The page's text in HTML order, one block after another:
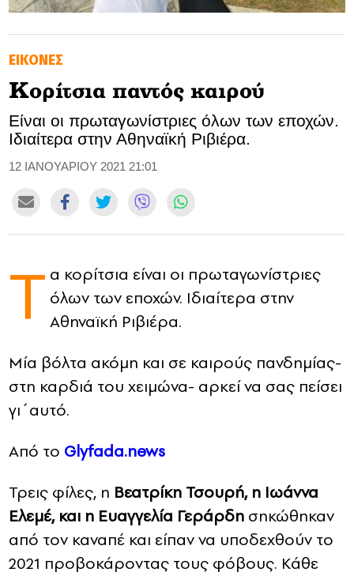
SOOZIE’S FRIENDS
CULTURE
TASTELAND
TECH
HEALTH
DRIVE
SPORTS
CONTACT
ADVERTISE
EΙΚΟΝΕΣ
Koρίτσια παντός καιρού
Είναι οι πρωταγωνίστριες όλων των εποχών.
Ιδιαίτερα στην Αθηναϊκή Ριβιέρα.
12 ΙΑΝΟΥΑΡΙΟΥ 2021 21:01
T α κορίτσια είναι οι πρωταγωνίστριες
όλων των εποχών. Ιδιαίτερα στην
Αθηναϊκή Ριβιέρα.
Μία βόλτα ακόμη και σε καιρούς πανδημίας-
στη καρδιά του χειμώνα- αρκεί να σας πείσει
γι΄αυτό.
Aπό το Glyfada.news
Τρεις φίλες, η Βεατρίκη Τσουρή, η Ιωάννα
Ελεμέ, και η Ευαγγελία Γεράρδη σηκώθηκαν
από τον καναπέ και είπαν να υποδεχθούν το
2021 προβοκάροντας τους φόβους. Κάθε